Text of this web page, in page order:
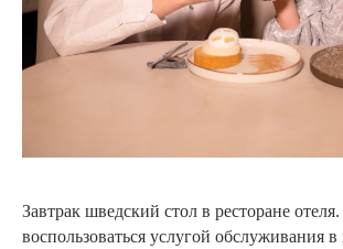
Завтрак шведский стол в ресторане
воспользоваться услугой обслуживания в